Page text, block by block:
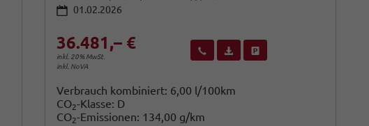
01.02.2026
36.481,– €
inkl. 20% MwSt.
inkl. NoVA
Wir rufen Sie anFahrzeugexposé (PDF)
Fahrzeug parken
Verbrauch kombiniert: 6,00 l/100km
CO2-Klasse: D
CO2-Emissionen: 134,00 g/km